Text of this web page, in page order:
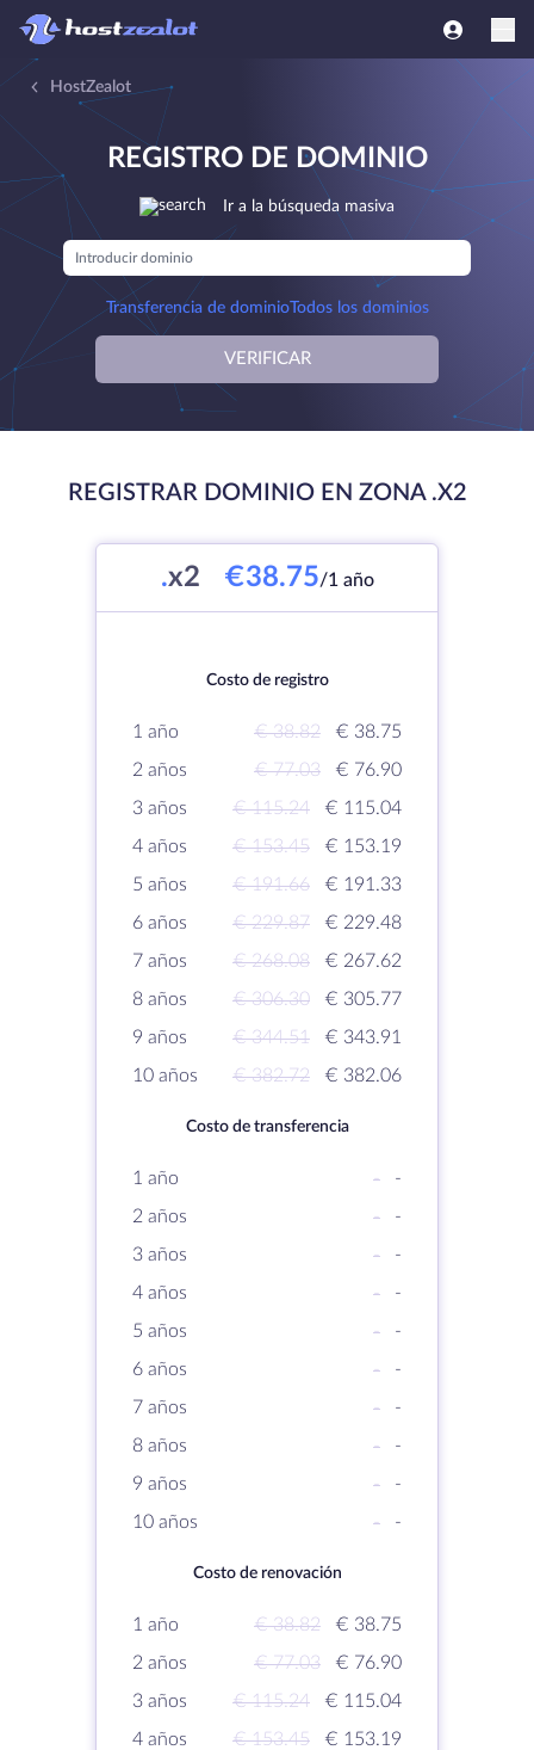
HostZealot
REGISTRO DE DOMINIO
Ir a la búsqueda masiva
Transferencia de dominioTodos los dominios
VERIFICAR
REGISTRAR DOMINIO EN ZONA .X2
.x2 €38.75/1 año
Costo de registro
1 año € 38.82
€ 38.75
2 años
€ 77.03
€ 76.90
3 años
€ 115.24
€ 115.04
4 años
€ 153.45
€ 153.19
5 años
€ 191.66
€ 191.33
6 años
€ 229.87
€ 229.48
7 años
€ 268.08
€ 267.62
8 años
€ 306.30
€ 305.77
9 años
€ 344.51
€ 343.91
10 años
€ 382.72 € 382.06
Costo de transferencia
1 año -
-
2 años
-
-
3 años
-
-
4 años
-
-
5 años
-
-
6 años
-
-
7 años
-
-
8 años
-
-
9 años
-
-
10 años
- -
Costo de renovación
1 año € 38.82
€ 38.75
2 años
€ 77.03
€ 76.90
3 años
€ 115.24
€ 115.04
4 años
€ 153.45
€ 153.19